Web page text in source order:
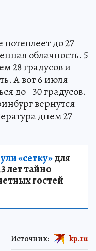
до 27
облачность. 5
28 градусов и
А вот 6 июля
до +30 градусов.
вернутся
днем 27
«сетку»для
лет тайно
гостей
Источник: kp.ru